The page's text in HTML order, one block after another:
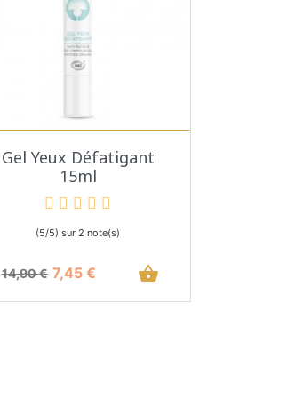
Aperçu rapide
Gel Yeux Défatigant
15ml
(5/5) sur 2 note(s)
Prix de base
14,90 € Prix
7,45 € shopping_basket